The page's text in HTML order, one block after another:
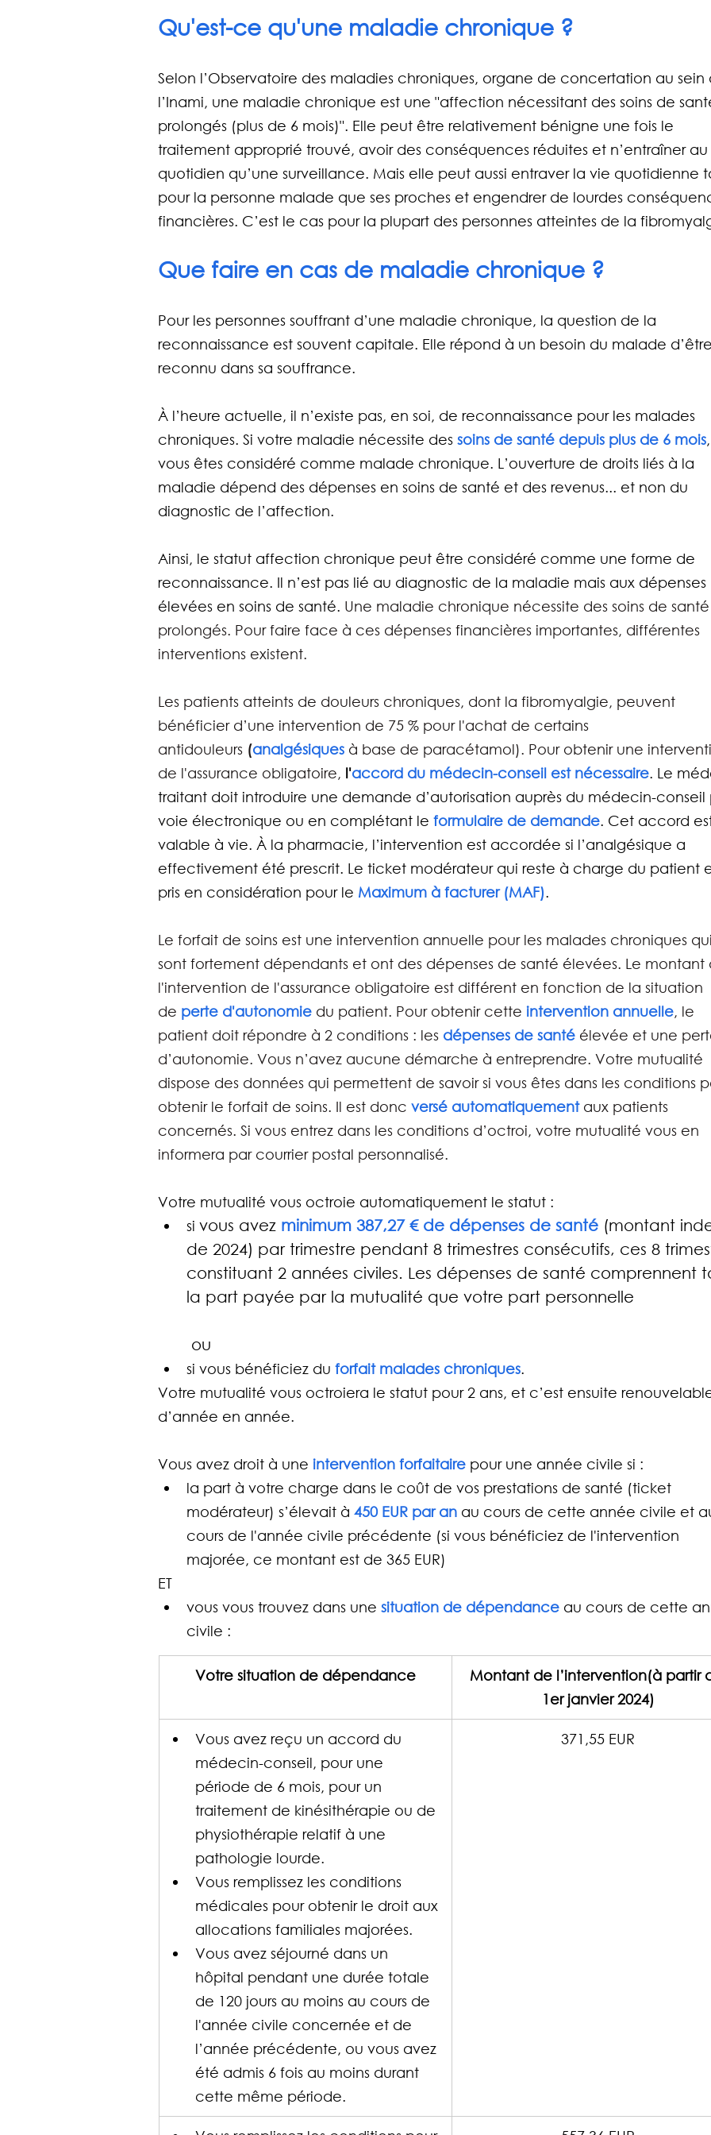
Qu'est-ce qu'une maladie chronique ?
Selon l’Observatoire des maladies chroniques, organe de concertation au sein
l’Inami, une maladie chronique est une "affection nécessitant des soins de
prolongés (plus de 6 mois)". Elle peut être relativement bénigne une fois le
traitement approprié trouvé, avoir des conséquences réduites et n’entraîner au
quotidien qu’une surveillance. Mais elle peut aussi entraver la vie quotidienne
pour la personne malade que ses proches et engendrer de lourdes
financières. C’est le cas pour la plupart des personnes atteintes de la
Que faire en cas de maladie chronique ?
Pour les personnes souffrant d’une maladie chronique, la question de la
reconnaissance est souvent capitale. Elle répond à un besoin du malade d’être
reconnu dans sa souffrance.
À l’heure actuelle, il n’existe pas, en soi, de reconnaissance pour les malades
chroniques. Si votre maladie nécessite des soins de santé depuis plus de 6 mois,
vous êtes considéré comme malade chronique. L’ouverture de droits liés à la
maladie dépend des dépenses en soins de santé et des revenus... et non du
diagnostic de l’affection.
Ainsi, le statut affection chronique peut être considéré comme une forme de
reconnaissance. Il n’est pas lié au diagnostic de la maladie mais aux dépenses
élevées en soins de santé. Une maladie chronique nécessite des soins de santé
prolongés. Pour faire face à ces dépenses financières importantes, différentes
interventions existent.
Les patients atteints de douleurs chroniques, dont la fibromyalgie, peuvent
bénéficier d’une intervention de 75 % pour l'achat de certains
antidouleurs (analgésiques à base de paracétamol). Pour obtenir une
de l'assurance obligatoire, l'accord du médecin-conseil est nécessaire. Le
traitant doit introduire une demande d’autorisation auprès du médecin-conseil
voie électronique ou en complétant le formulaire de demande. Cet accord
valable à vie. À la pharmacie, l’intervention est accordée si l’analgésique a
effectivement été prescrit. Le ticket modérateur qui reste à charge du patient
pris en considération pour le Maximum à facturer (MAF).
Le forfait de soins est une intervention annuelle pour les malades chroniques qui
sont fortement dépendants et ont des dépenses de santé élevées. Le montant
l'intervention de l'assurance obligatoire est différent en fonction de la situation
de perte d'autonomie du patient. Pour obtenir cette intervention annuelle, le
patient doit répondre à 2 conditions : les dépenses de santé élevée et une
d’autonomie. Vous n’avez aucune démarche à entreprendre. Votre mutualité
dispose des données qui permettent de savoir si vous êtes dans les conditions
obtenir le forfait de soins. Il est donc versé automatiquement aux patients
concernés. Si vous entrez dans les conditions d’octroi, votre mutualité vous en
informera par courrier postal personnalisé.
Votre mutualité vous octroie automatiquement le statut :
si vous avez minimum 387,27 € de dépenses de santé (montant
de 2024) par trimestre pendant 8 trimestres consécutifs, ces 8
constituant 2 années civiles. Les dépenses de santé comprennent
la part payée par la mutualité que votre part personnelle
ou
si vous bénéficiez du forfait malades chroniques.
Votre mutualité vous octroiera le statut pour 2 ans, et c’est ensuite
d’année en année.
Vous avez droit à une intervention forfaitaire pour une année civile si :
la part à votre charge dans le coût de vos prestations de santé (ticket
modérateur) s’élevait à 450 EUR par an au cours de cette année civile et
cours de l'année civile précédente (si vous bénéficiez de l'intervention
majorée, ce montant est de 365 EUR)
ET
vous vous trouvez dans une situation de dépendance au cours de cette
civile :
Votre situation de dépendance​
Montant de l’intervention​(à partir
1er janvier 2024)
Vous avez reçu un accord du
médecin-conseil, pour une
période de 6 mois, pour un
traitement de kinésithérapie ou de
physiothérapie relatif à une
pathologie lourde.
Vous remplissez les conditions
médicales pour obtenir le droit aux
allocations familiales majorées.
Vous avez séjourné dans un
hôpital pendant une durée totale
de 120 jours au moins au cours de
l'année civile concernée et de
l’année précédente, ou vous avez
été admis 6 fois au moins durant
cette même période.​
371,55 EUR